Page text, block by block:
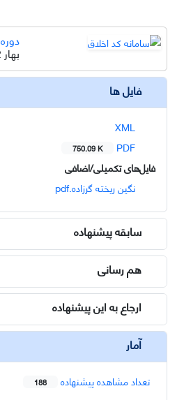
دوره 1402، اردیبهشت
بهار 1402
فایل ها
XML
PDF
750.09 K
فایل‌های تکمیلی/اضافی
نگین ریخته گرزاده.pdf
سابقه پیشنهاده
هم رسانی
ارجاع به این پیشنهاده
آمار
تعداد مشاهده پیشنهاده 188